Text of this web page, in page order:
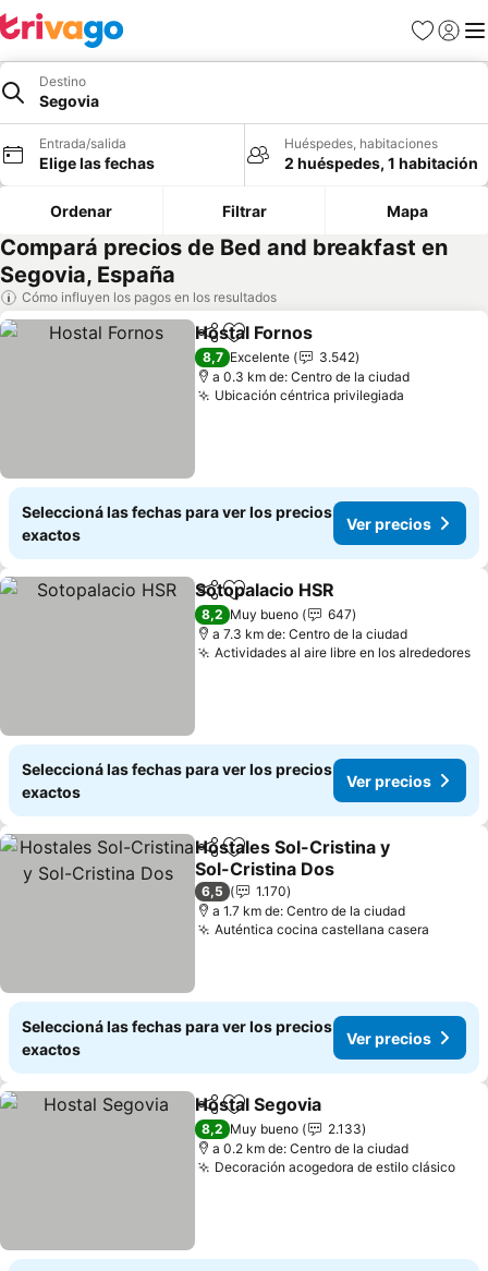
Favoritos
Iniciar
Destino
Segovia
Entrada/salida
Elige las fechas
Huéspedes, habitaciones
2 huéspedes, 1 habitación
Ordenar Filtrar Mapa
Compará precios de Bed and breakfast en
Segovia, España
Cómo influyen los pagos en los resultados
CompartirAñadir a favoritos
Hostal Fornos
8,7 Excelente
3.542
a 0.3 km de: Centro de la ciudad
Ubicación céntrica privilegiada
Seleccioná las fechas para ver los precios
exactos
Ver precios
CompartirAñadir a favoritos
Sotopalacio HSR
8,2 Muy bueno
647
a 7.3 km de: Centro de la ciudad
Actividades al aire libre en los alrededores
Seleccioná las fechas para ver los precios
exactos
Ver precios
CompartirAñadir a favoritos
Hostales Sol-Cristina y
Sol-Cristina Dos
6,5
1.170
a 1.7 km de: Centro de la ciudad
Auténtica cocina castellana casera
Seleccioná las fechas para ver los precios
exactos
Ver precios
CompartirAñadir a favoritos
Hostal Segovia
8,2 Muy bueno
2.133
a 0.2 km de: Centro de la ciudad
Decoración acogedora de estilo clásico